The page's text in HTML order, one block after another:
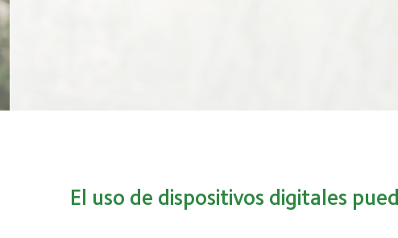
El uso de dispositivos digitales